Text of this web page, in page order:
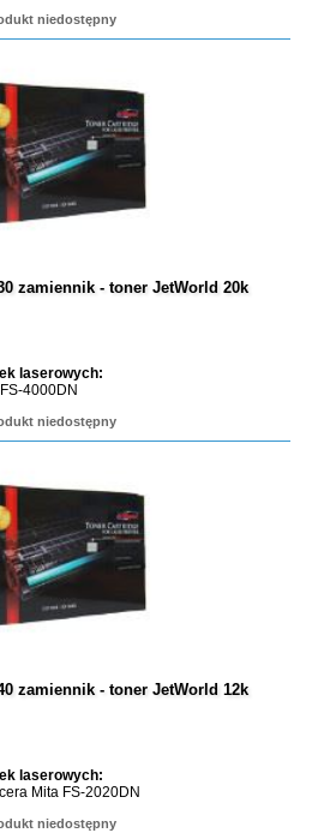
niedostępny
zamiennik - toner JetWorld 20k
laserowych:
4000DN
niedostępny
zamiennik - toner JetWorld 12k
laserowych:
Mita FS-2020DN
niedostępny